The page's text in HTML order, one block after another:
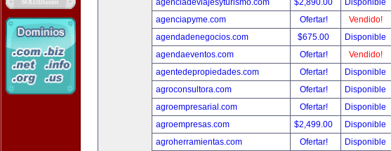
agenciadeviajesyturismo.com
$2,890.00
Disponible
agenciapyme.com
Ofertar!
Vendido!
agendadenegocios.com
$675.00
Disponible
agendaeventos.com
Ofertar!
Vendido!
agentedepropiedades.com
Ofertar!
Disponible
agroconsultora.com
Ofertar!
Disponible
agroempresarial.com
Ofertar!
Disponible
agroempresas.com
$2,499.00
Disponible
agroherramientas.com
Ofertar!
Disponible